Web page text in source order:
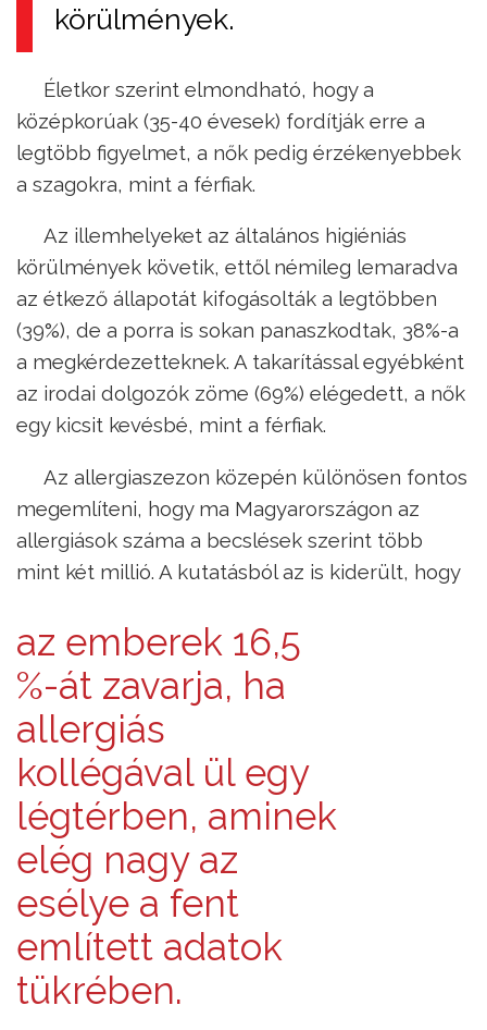
körülmények.
Életkor szerint elmondható, hogy a
középkorúak (35-40 évesek) fordítják erre a
legtöbb figyelmet, a nők pedig érzékenyebbek
a szagokra, mint a férfiak.
Az illemhelyeket az általános higiéniás
körülmények követik, ettől némileg lemaradva
az étkező állapotát kifogásolták a legtöbben
(39%), de a porra is sokan panaszkodtak, 38%-a
a megkérdezetteknek. A takarítással egyébként
az irodai dolgozók zöme (69%) elégedett, a nők
egy kicsit kevésbé, mint a férfiak.
Az allergiaszezon közepén különösen fontos
megemlíteni, hogy ma Magyarországon az
allergiások száma a becslések szerint több
mint két millió. A kutatásból az is kiderült, hogy
az emberek 16,5
%-át zavarja, ha
allergiás
kollégával ül egy
légtérben, aminek
elég nagy az
esélye a fent
említett adatok
tükrében.